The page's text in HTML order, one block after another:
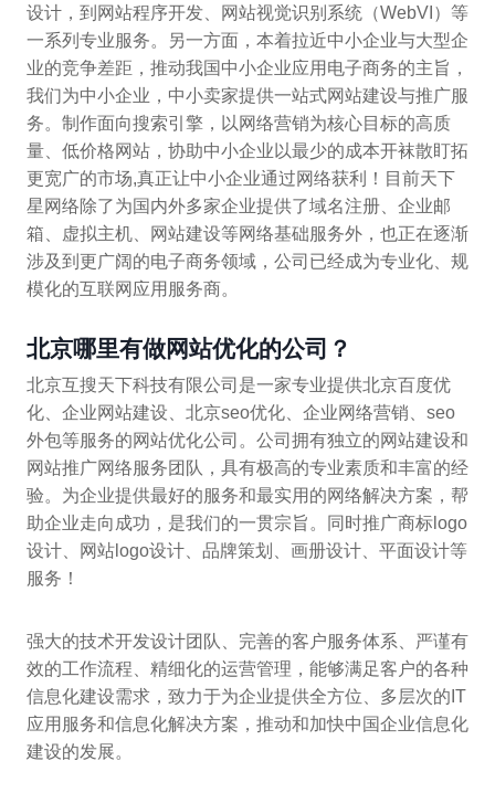
设计，到网站程序开发、网站视觉识别系统（WebVI）等
一系列专业服务。另一方面，本着拉近中小企业与大型企
业的竞争差距，推动我国中小企业应用电子商务的主旨，
我们为中小企业，中小卖家提供一站式网站建设与推广服
务。制作面向搜索引擎，以网络营销为核心目标的高质
量、低价格网站，协助中小企业以最少的成本开袜散盯拓
更宽广的市场,真正让中小企业通过网络获利！目前天下
星网络除了为国内外多家企业提供了域名注册、企业邮
箱、虚拟主机、网站建设等网络基础服务外，也正在逐渐
涉及到更广阔的电子商务领域，公司已经成为专业化、规
模化的互联网应用服务商。
北京哪里有做网站优化的公司？
北京互搜天下科技有限公司是一家专业提供北京百度优
化、企业网站建设、北京seo优化、企业网络营销、seo
外包等服务的网站优化公司。公司拥有独立的网站建设和
网站推广网络服务团队，具有极高的专业素质和丰富的经
验。为企业提供最好的服务和最实用的网络解决方案，帮
助企业走向成功，是我们的一贯宗旨。同时推广商标logo
设计、网站logo设计、品牌策划、画册设计、平面设计等
服务！
强大的技术开发设计团队、完善的客户服务体系、严谨有
效的工作流程、精细化的运营管理，能够满足客户的各种
信息化建设需求，致力于为企业提供全方位、多层次的IT
应用服务和信息化解决方案，推动和加快中国企业信息化
建设的发展。